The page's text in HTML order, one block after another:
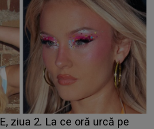
din "Casa Iubirii" l-a